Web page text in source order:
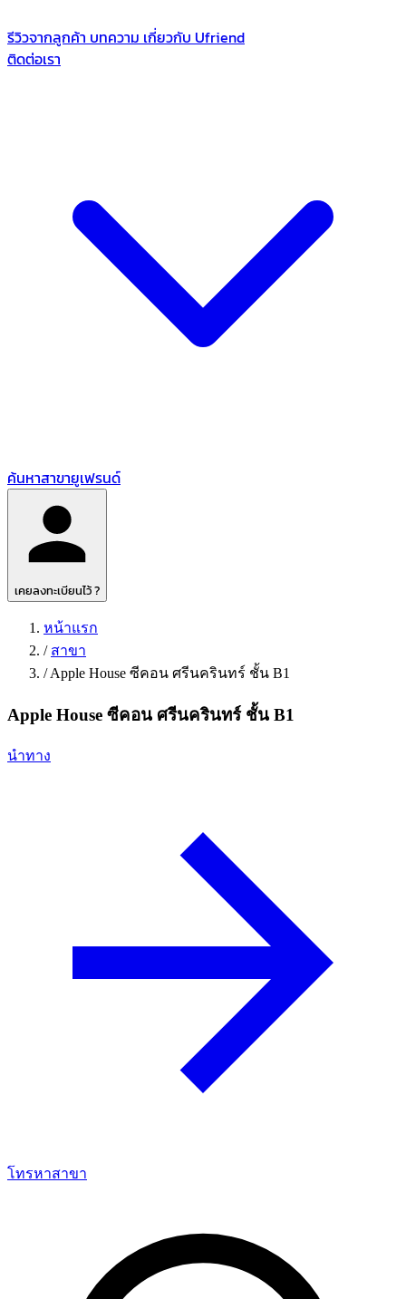
รีวิวจากลูกค้า บทความ เกี่ยวกับ Ufriend
ติดต่อเรา
ค้นหาสาขายูเฟรนด์
เคยลงทะเบียนไว้ ?
หน้าแรก
/ สาขา
/Apple House ซีคอน ศรีนครินทร์ ชั้น B1
Apple House ซีคอน ศรีนครินทร์ ชั้น B1
นำทาง
โทรหาสาขา